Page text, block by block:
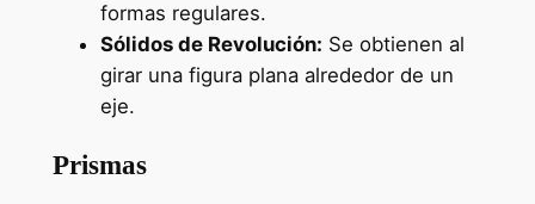
formas regulares.
Sólidos de Revolución: Se obtienen al
girar una figura plana alrededor de un
eje.
Prismas